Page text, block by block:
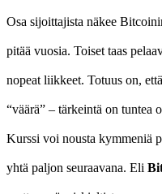
Osa sijoittajista näkee
pitää vuosia. Toiset taas
nopeat liikkeet. Totuus on,
“väärä” – tärkeintä on tuntea
Kurssi voi nousta kymmeniä
yhtä paljon seuraavana. Eli